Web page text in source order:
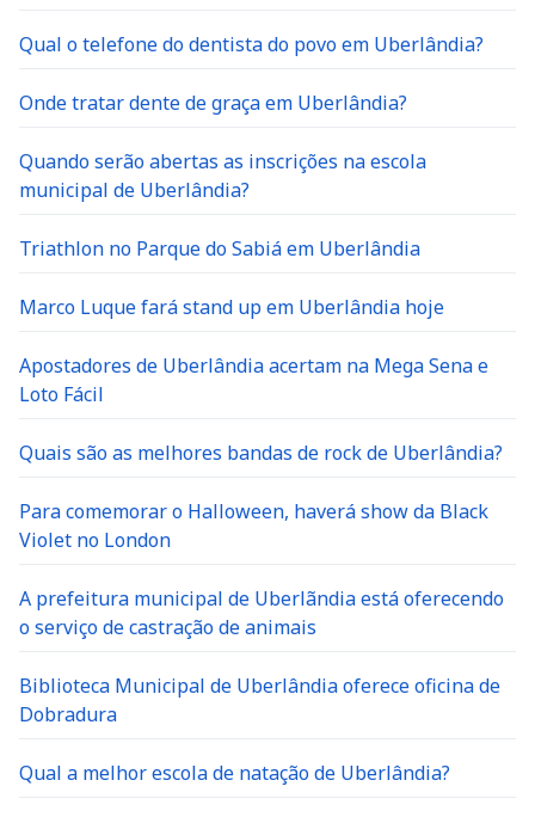
Qual o telefone do dentista do povo em Uberlândia?
Onde tratar dente de graça em Uberlândia?
Quando serão abertas as inscrições na escola
municipal de Uberlândia?
Triathlon no Parque do Sabiá em Uberlândia
Marco Luque fará stand up em Uberlândia hoje
Apostadores de Uberlândia acertam na Mega Sena e
Loto Fácil
Quais são as melhores bandas de rock de Uberlândia?
Para comemorar o Halloween, haverá show da Black
Violet no London
A prefeitura municipal de Uberlãndia está oferecendo
o serviço de castração de animais
Biblioteca Municipal de Uberlândia oferece oficina de
Dobradura
Qual a melhor escola de natação de Uberlândia?